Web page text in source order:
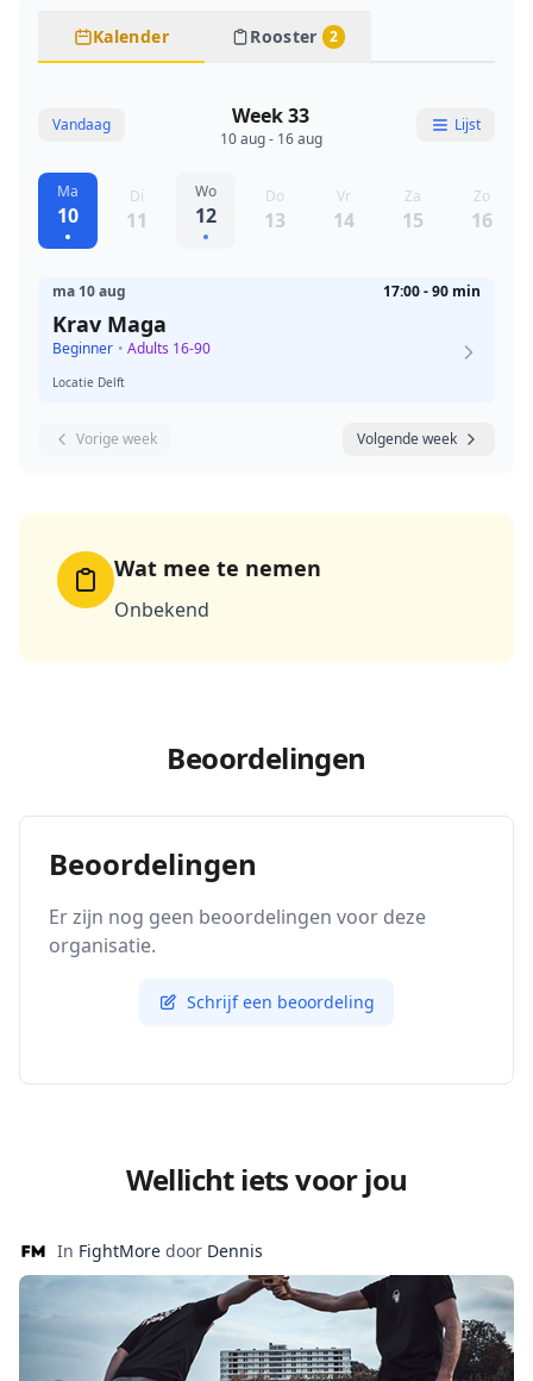
Kalender Rooster 2
Vandaag Week 33
10 aug - 16 aug
Lijst
Ma
10
Di
11
Wo
12
Do
13
Vr
14
Za
15
Zo
16
ma 10 aug 17:00 - 90 min
Krav Maga
Beginner • Adults 16-90
Locatie Delft
Vorige week Volgende week
Wat mee te nemen
Onbekend
Beoordelingen
Beoordelingen
Er zijn nog geen beoordelingen voor deze
organisatie.
Schrijf een beoordeling
Wellicht iets voor jou
In FightMore door Dennis